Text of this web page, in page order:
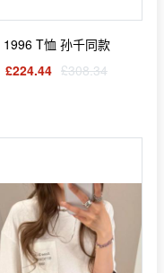
1996 T恤 孙千同款
£224.44 £308.34